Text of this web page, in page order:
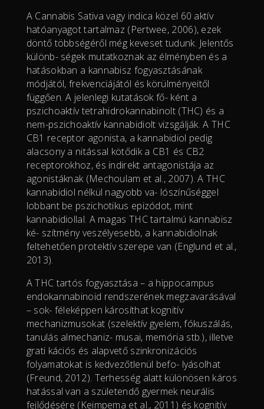
A Cannabis Sativa vagy indica közel 60 aktív
hatóanyagot tartalmaz (Pertwee, 2006), ezek
döntő többségéről még keveset tudunk. Jelentős
különb- ségek mutatkoznak az élményben és a
hatásokban a kannabisz fogyasztásának
módjától, frekvenciájától és körülményeitől
függően. A jelenlegi kutatások fő- ként a
pszichoaktív tetrahidrokannabinolt (THC) és a
nem-pszichoaktív kannabidiolt vizsgálják. A THC
CB1 receptor agonista, a kannabidiol pedig
alacsony a nitással kötődik a CB1 és CB2
receptorokhoz, és indirekt antagonistája az
agonistáknak (Mechoulam et al., 2007). A THC
kannabidiol nélkül nagyobb va- lószínűséggel
lobbant be pszichotikus epizódot, mint
kannabidiollal. A magas THC tartalmú kannabisz
ké- szítmény veszélyesebb, a kannabidiolnak
feltehetően protektív szerepe van (Englund et al.,
2013).
A THC tartós fogyasztása – a hippocampus
endokannabinoid rendszerének megzavarásával
– sok- féleképpen károsíthat kognitív
mechanizmusokat (szelektív gyelem, fókuszálás,
tanulás almechaniz- musai, memória stb.), illetve
grati kációs és alapvető szinkronizációs
folyamatokat is kedvezőtlenül befo- lyásolhat
(Freund, 2012). Terhesség alatt különösen káros
hatással van a születendő gyermek neurális
fejlődésére (Keimpema et al., 2011) és kognitív